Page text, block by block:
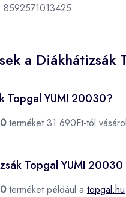
8592571013425
a
Topgal YUMI 20030?
terméket 31 690Ft-tól
Topgal YUMI
terméket például a topgal.hu